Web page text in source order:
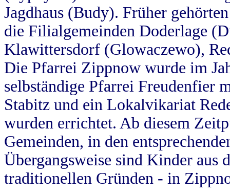
Jagdhaus (Budy). Früher
die Filialgemeinden Doderlage
Klawittersdorf (Glowaczewo),
Die Pfarrei Zippnow wurde im
selbständige Pfarrei Freudenfier
Stabitz und ein Lokalvikariat
wurden errichtet. Ab diesem
Gemeinden, in den
Übergangsweise sind Kinder aus
traditionellen Gründen - in